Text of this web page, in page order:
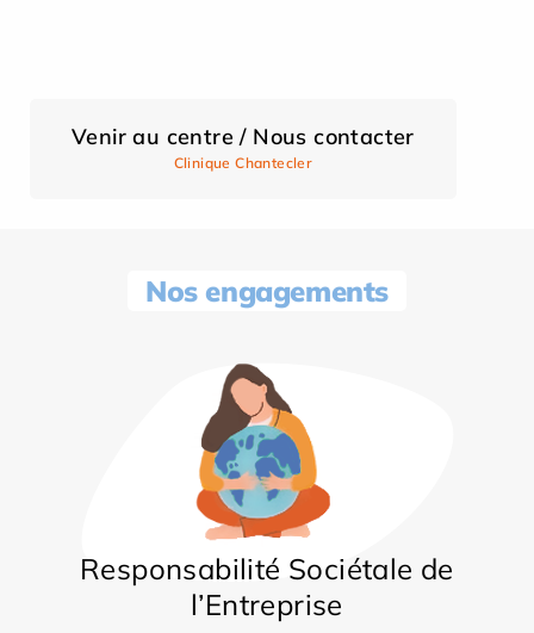
Venir au centre / Nous contacter
Clinique Chantecler
Nos engagements
Responsabilité Sociétale de
l’Entreprise